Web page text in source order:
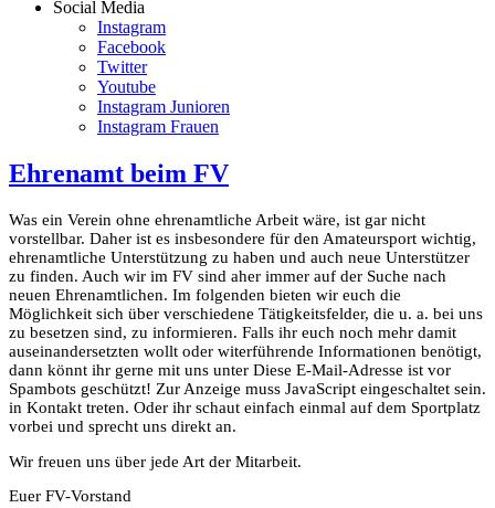
Social Media
Instagram
Facebook
Twitter
Youtube
Instagram Junioren
Instagram Frauen
Ehrenamt beim FV
Was ein Verein ohne ehrenamtliche Arbeit wäre, ist gar nicht
vorstellbar. Daher ist es insbesondere für den Amateursport wichtig,
ehrenamtliche Unterstützung zu haben und auch neue Unterstützer
zu finden. Auch wir im FV sind aher immer auf der Suche nach
neuen Ehrenamtlichen. Im folgenden bieten wir euch die
Möglichkeit sich über verschiedene Tätigkeitsfelder, die u. a. bei uns
zu besetzen sind, zu informieren. Falls ihr euch noch mehr damit
auseinandersetzten wollt oder witerführende Informationen benötigt,
dann könnt ihr gerne mit uns unter Diese E-Mail-Adresse ist vor
Spambots geschützt! Zur Anzeige muss JavaScript eingeschaltet sein.
in Kontakt treten. Oder ihr schaut einfach einmal auf dem Sportplatz
vorbei und sprecht uns direkt an.
Wir freuen uns über jede Art der Mitarbeit.
Euer FV-Vorstand